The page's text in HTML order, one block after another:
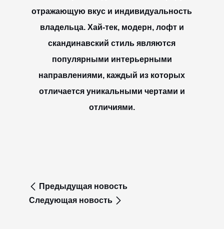
отражающую вкус и индивидуальность
владельца. Хай-тек, модерн, лофт и
скандинавский стиль являются
популярными интерьерными
направлениями, каждый из которых
отличается уникальными чертами и
отличиями.
Предыдущая новость
Следующая новость